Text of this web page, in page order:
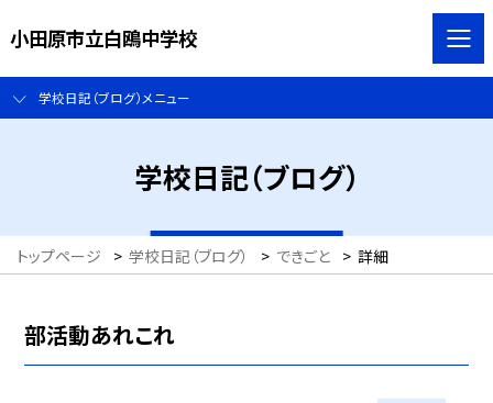
小田原市立白鴎中学校
学校日記（ブログ）メニュー
学校日記（ブログ）
トップページ > 学校日記（ブログ） > できごと > 詳細
部活動あれこれ